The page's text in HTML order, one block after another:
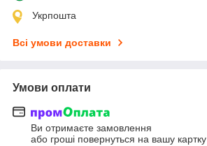
Укрпошта
Всі умови доставки
Умови оплати
Ви отримаєте замовлення
або гроші повернуться на вашу картку